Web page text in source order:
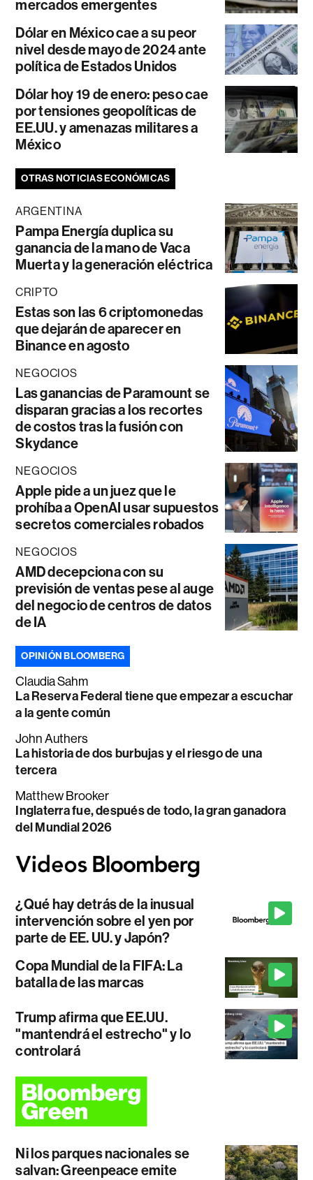
mercados emergentes
Dólar en México cae a su peor
nivel desde mayo de 2024 ante
política de Estados Unidos
Dólar hoy 19 de enero: peso cae
por tensiones geopolíticas de
EE.UU. y amenazas militares a
México
OTRAS NOTICIAS ECONÓMICAS
ARGENTINA
Pampa Energía duplica su
ganancia de la mano de Vaca
Muerta y la generación eléctrica
CRIPTO
Estas son las 6 criptomonedas
que dejarán de aparecer en
Binance en agosto
NEGOCIOS
Las ganancias de Paramount se
disparan gracias a los recortes
de costos tras la fusión con
Skydance
NEGOCIOS
Apple pide a un juez que le
prohíba a OpenAI usar supuestos
secretos comerciales robados
NEGOCIOS
AMD decepciona con su
previsión de ventas pese al auge
del negocio de centros de datos
de IA
OPINIÓN BLOOMBERG
Claudia Sahm
La Reserva Federal tiene que empezar a escuchar
a la gente común
John Authers
La historia de dos burbujas y el riesgo de una
tercera
Matthew Brooker
Inglaterra fue, después de todo, la gran ganadora
del Mundial 2026
¿Qué hay detrás de la inusual
intervención sobre el yen por
parte de EE. UU. y Japón?
Copa Mundial de la FIFA: La
batalla de las marcas
Trump afirma que EE.UU.
"mantendrá el estrecho" y lo
controlará
Ni los parques nacionales se
salvan: Greenpeace emite